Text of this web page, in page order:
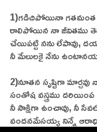
1)గడిచిపోయినా గతమంత
రాలిపోయిన నా జీవితము
చేయిపట్టి నను లేపావు,
నీ మేలులకై నేను
2)నూతన సృష్టిగా
సంతోష వస్త్రము
నీ సాక్షిగా ఉంచావు, నీ
వందనమేసయ్య నిన్నే